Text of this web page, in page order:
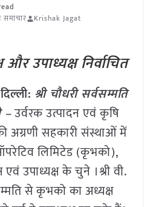
समाचार Krishak Jagat
उपाध्यक्ष निर्वाचित
: श्री चौधरी सर्वसम्मति
–उर्वरक उत्पादन एवं कृषि
अग्रणी सहकारी संस्थाओं में
लिमिटेड (कृभको),
उपाध्यक्ष के चुने ।श्री वी.
से कृभको का अध्यक्ष